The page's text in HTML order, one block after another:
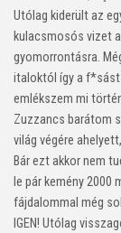
Utólag kiderült az
kulacsmosós vizet
gyomorrontásra.
italoktól így a
emlékszem mi
Zuzzancs barátom
világ végére
Bár ezt akkor nem
le pár kemény 2000
fájdalommal még
IGEN! Utólag